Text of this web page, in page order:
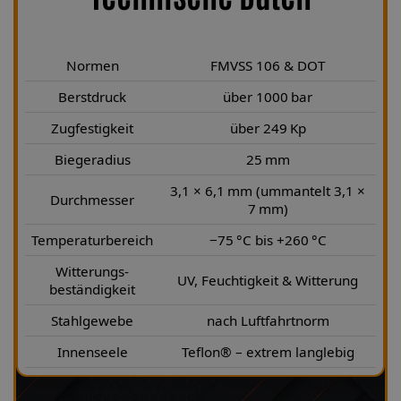
Normen
FMVSS 106 & DOT
Berstdruck
über 1000 bar
Zugfestigkeit
über 249 Kp
Biegeradius
25 mm
Durchmesser
3,1 × 6,1 mm (ummantelt 3,1 ×
7 mm)
Temperaturbereich
−75 °C bis +260 °C
Witterungs-
beständigkeit
UV, Feuchtigkeit & Witterung
Stahlgewebe
nach Luftfahrtnorm
Innenseele
Teflon® – extrem langlebig